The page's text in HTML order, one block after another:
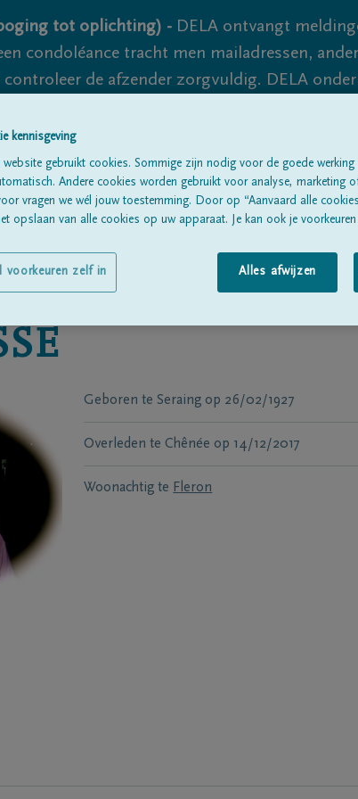
tot oplichting) - DELA ontvangt
condoléance tracht men mailadressen,
de afzender zorgvuldig. DELA
nooit volledig uit te sluiten, dus blijf
Alle
Geboren te Seraing op 26/02/1927
Overleden te Chênée op 14/12/2017
Woonachtig te Fleron
kennisgeving
website gebruikt cookies. Sommige zijn nodig voor de goede
Andere cookies worden gebruikt voor analyse, marketing
vragen we wél jouw toestemming. Door op “Aanvaard alle
opslaan van alle cookies op uw apparaat. Je kan ook je voorkeuren
Alles afwijzen
voorkeuren zelf in